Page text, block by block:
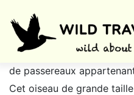
La Turdus
de passereaux
Cet oiseau de grande